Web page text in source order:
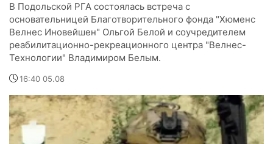
В Подольской РГА состоялась встреча с
основательницей Благотворительного фонда "Хюменс
Велнес Иновейшен" Ольгой Белой и соучредителем
реабилитационно-рекреационного центра "Велнес-
Технологии" Владимиром Белым.
16:40 05.08